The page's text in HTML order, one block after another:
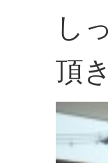
し
頂